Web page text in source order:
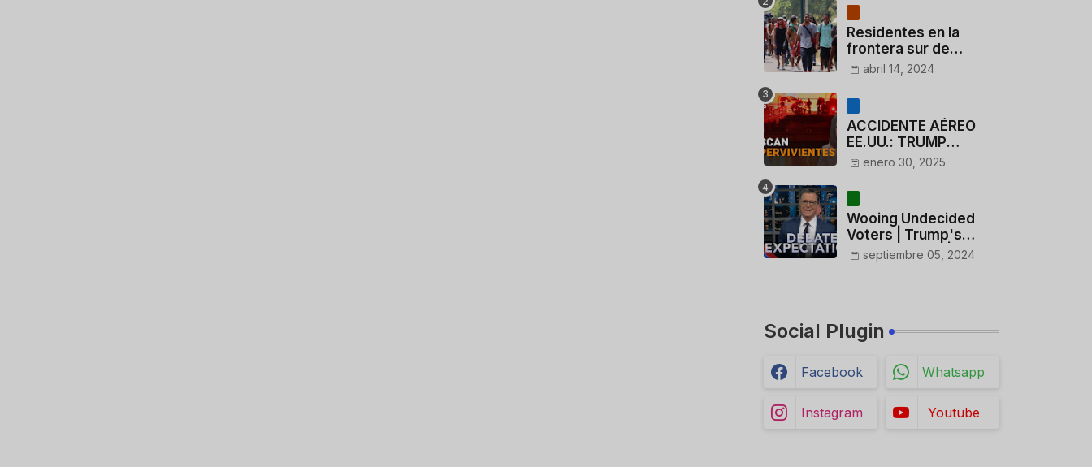
Residentes en la
frontera sur de
México critican a
dólares a migrantes
deportados
abril 14, 2024
ACCIDENTE AÉREO
EE.UU.: TRUMP
CUESTIONA LA
ACTUACIÓN DE LOS
CONTROLADORES y
PILOTO del
HELICÓPTERO
enero 30, 2025
Wooing Undecided
Voters | Trump's
Marijuana Plan | 1990s
septiembre 05, 2024
Social Plugin
Facebook Whatsapp
Instagram Youtube